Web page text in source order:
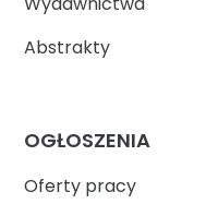
Abstrakty
OGŁOSZENIA
Oferty pracy